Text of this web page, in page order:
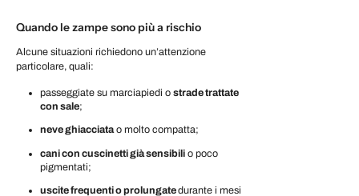
Quando le zampe sono più a rischio
Alcune situazioni richiedono un’attenzione
particolare, quali:
passeggiate su marciapiedi o strade trattate
con sale;
neve ghiacciatao molto compatta;
cani con cuscinetti già sensibili o poco
pigmentati;
uscite frequenti o prolungatedurante i mesi